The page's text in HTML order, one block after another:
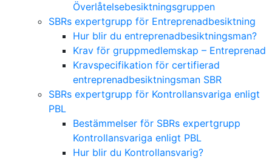
Överlåtelsebesiktningsgruppen
SBRs expertgrupp för Entreprenadbesiktning
Hur blir du entreprenadbesiktningsman?
Krav för gruppmedlemskap – Entreprenad
Kravspecifikation för certifierad
entreprenadbesiktningsman SBR
SBRs expertgrupp för Kontrollansvariga enligt
PBL
Bestämmelser för SBRs expertgrupp
Kontrollansvariga enligt PBL
Hur blir du Kontrollansvarig?